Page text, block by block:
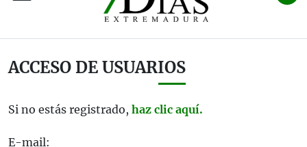
ACCESO DE USUARIOS
Si no estás registrado, haz clic aquí.
E-mail: